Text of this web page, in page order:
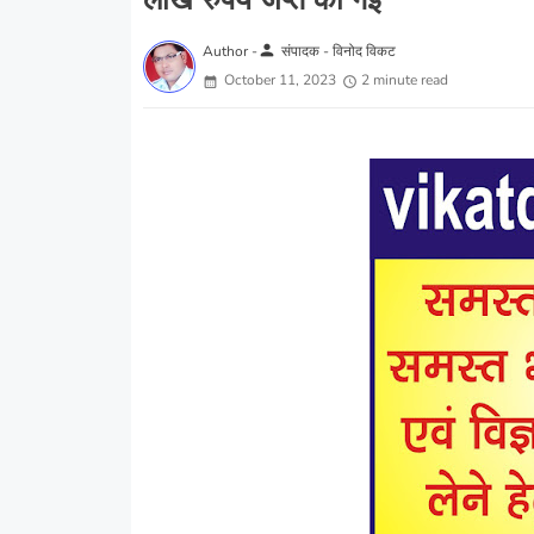
Author -person संपादक - विनोद विकट
October 11, 2023
2 minute read